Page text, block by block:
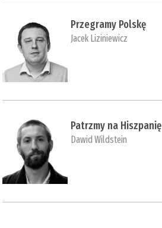
Przegramy Polskę
Jacek Liziniewicz
Patrzmy na Hiszpanię
Dawid Wildstein